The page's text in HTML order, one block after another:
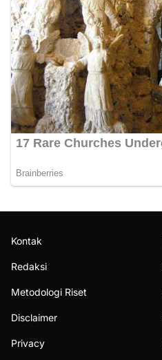
Kontak
Redaksi
Metodologi Riset
Disclaimer
Privacy